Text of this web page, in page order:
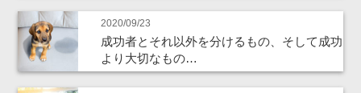
2020/09/23
成功者とそれ以外を分けるもの、そして成功
より大切なもの…